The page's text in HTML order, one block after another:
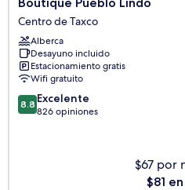
Pueblo
Lindo
Centro
de
Taxco
Centro de Taxco
Alberca
Desayuno incluido
Estacionamiento gratis
Wifi gratuito
8.8
de
8.8 Excelente
826 opiniones
$67 por
El
$81